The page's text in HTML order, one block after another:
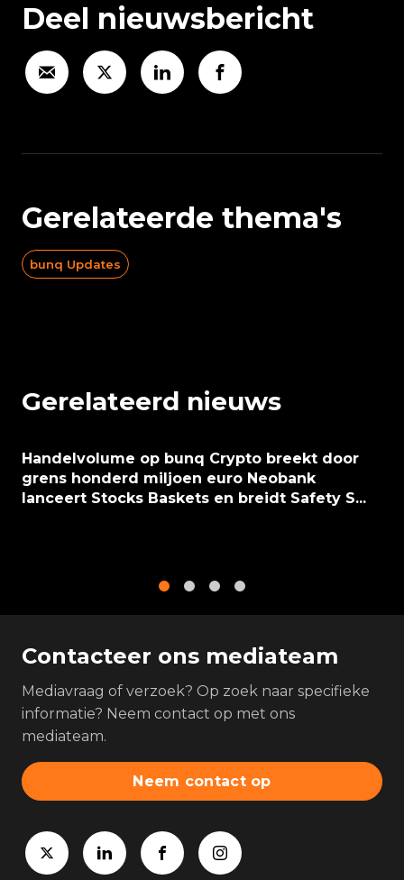
Deel nieuwsbericht
Gerelateerde thema's
bunq Updates
Gerelateerd nieuws
Handelvolume op bunq Crypto breekt door
grens honderd miljoen euro Neobank
lanceert Stocks Baskets en breidt Safety S...
Contacteer ons mediateam
Mediavraag of verzoek? Op zoek naar specifieke
informatie? Neem contact op met ons
mediateam.
Neem contact op